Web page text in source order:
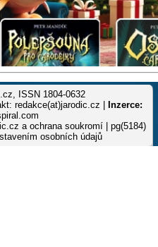
ISSN 1804-0632
redakce(at)jarodic.cz |
Inzerce:
a ochrana soukromí | pg(5184)
osobních údajů